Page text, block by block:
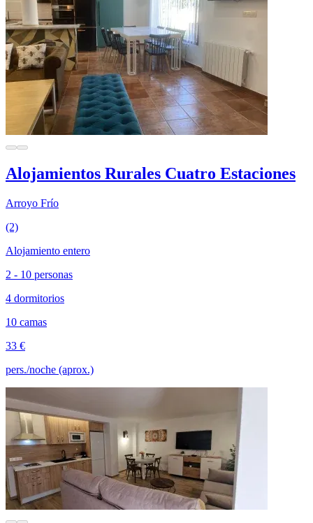
Alojamientos Rurales Cuatro Estaciones
Arroyo Frío
(2)
Alojamiento entero
2 - 10 personas
4 dormitorios
10 camas
33 €
pers./noche (aprox.)